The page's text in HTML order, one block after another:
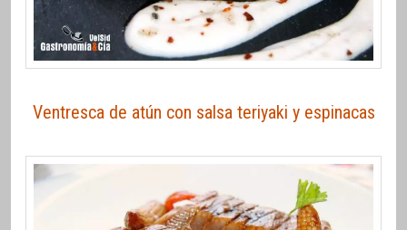
Ventresca de atún con salsa teriyaki y espinacas